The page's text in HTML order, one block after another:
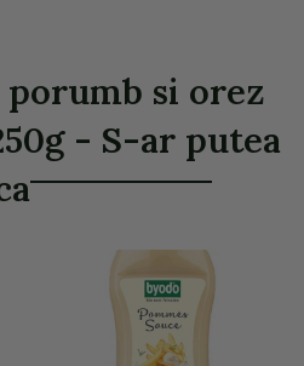
porumb si orez
- S-ar putea